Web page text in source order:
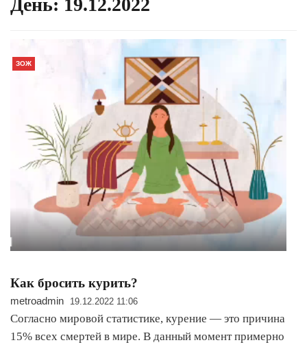
День: 19.12.2022
ЗОЖ
Как бросить курить?
metroadmin 19.12.2022 11:06
Согласно мировой статистике, курение — это причина
15% всех смертей в мире. В данный момент примерно